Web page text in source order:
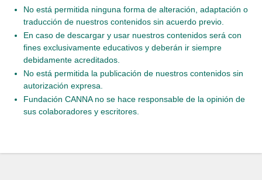
No está permitida ninguna forma de alteración, adaptación o
traducción de nuestros contenidos sin acuerdo previo.
En caso de descargar y usar nuestros contenidos será con
fines exclusivamente educativos y deberán ir siempre
debidamente acreditados.
No está permitida la publicación de nuestros contenidos sin
autorización expresa.
Fundación CANNA no se hace responsable de la opinión de
sus colaboradores y escritores.